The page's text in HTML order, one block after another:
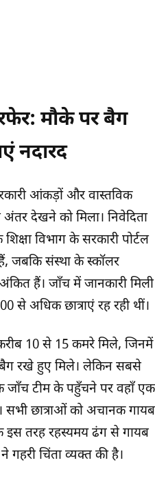
मौके पर बैग
नदारद
आंकड़ों और वास्तविक
देखने को मिला। निवेदिता
शिक्षा विभाग के सरकारी पोर्टल
जबकि संस्था के स्कॉलर
हैं। जाँच में जानकारी मिली
से अधिक छात्राएं रह रही थीं।
10 से 15 कमरे मिले, जिनमें
रखे हुए मिले। लेकिन सबसे
जाँच टीम के पहुँचने पर वहाँ एक
सभी छात्राओं को अचानक गायब
इस तरह रहस्यमय ढंग से गायब
गहरी चिंता व्यक्त की है।